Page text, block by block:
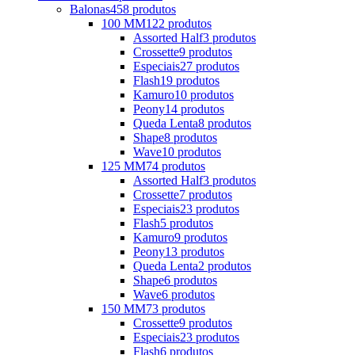
Balonas458 produtos
100 MM122 produtos
Assorted Half3 produtos
Crossette9 produtos
Especiais27 produtos
Flash19 produtos
Kamuro10 produtos
Peony14 produtos
Queda Lenta8 produtos
Shape8 produtos
Wave10 produtos
125 MM74 produtos
Assorted Half3 produtos
Crossette7 produtos
Especiais23 produtos
Flash5 produtos
Kamuro9 produtos
Peony13 produtos
Queda Lenta2 produtos
Shape6 produtos
Wave6 produtos
150 MM73 produtos
Crossette9 produtos
Especiais23 produtos
Flash6 produtos